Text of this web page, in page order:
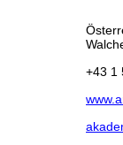
+43 1